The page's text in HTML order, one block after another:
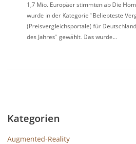
1,7 Mio. Europäer stimmten ab Die
wurde in der Kategorie "Beliebteste
(Preisvergleichsportale) für
des Jahres" gewählt. Das wurde...
Kategorien
Augmented-Reality